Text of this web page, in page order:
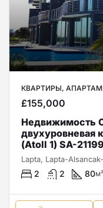
КВАРТИРЫ,
£155,000
Недвижимость
двухуровневая
(Atoll 1) SA-21199
2 2 80м²